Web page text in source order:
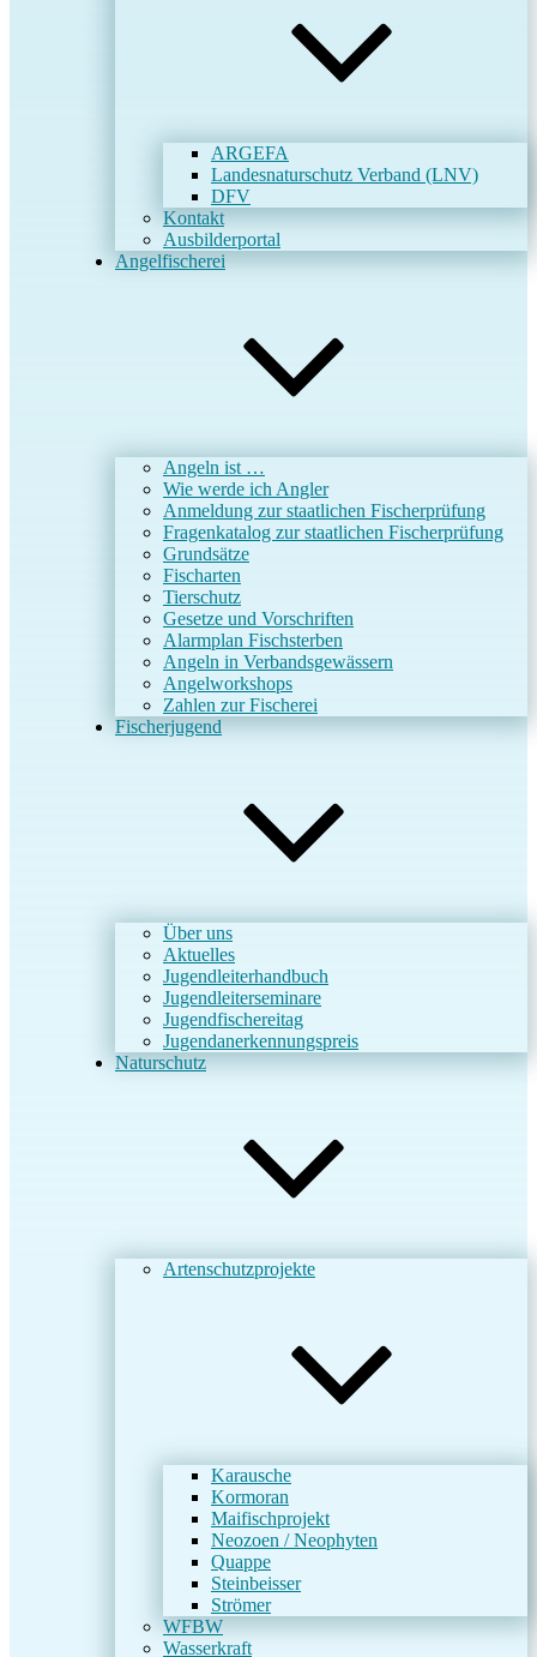
ARGEFA
Landesnaturschutz Verband (LNV)
DFV
Kontakt
Ausbilderportal
Angelfischerei
Angeln ist …
Wie werde ich Angler
Anmeldung zur staatlichen Fischerprüfung
Fragenkatalog zur staatlichen Fischerprüfung
Grundsätze
Fischarten
Tierschutz
Gesetze und Vorschriften
Alarmplan Fischsterben
Angeln in Verbandsgewässern
Angelworkshops
Zahlen zur Fischerei
Fischerjugend
Über uns
Aktuelles
Jugendleiterhandbuch
Jugendleiterseminare
Jugendfischereitag
Jugendanerkennungspreis
Naturschutz
Artenschutzprojekte
Karausche
Kormoran
Maifischprojekt
Neozoen / Neophyten
Quappe
Steinbeisser
Strömer
WFBW
Wasserkraft